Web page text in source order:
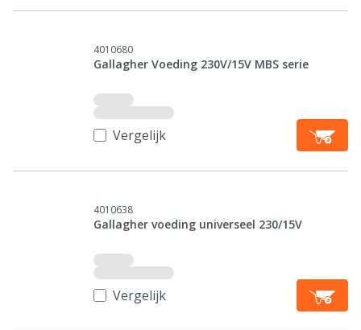
4010680
Gallagher Voeding 230V/15V MBS serie
Vergelijk
4010638
Gallagher voeding universeel 230/15V
Vergelijk